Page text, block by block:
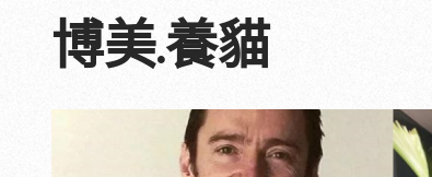
博美.養貓